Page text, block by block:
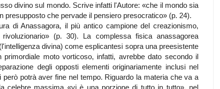
divino sul mondo. Scrive infatti l'Autore: «che il mondo sia
presupposto che pervade il pensiero presocratico» (p. 24).
di Anassagora, il più antico campione del creazionismo,
(p. 30). La complessa fisica anassagorea
divina) come esplicantesi sopra una preesistente
primordiale moto vorticoso, infatti, avrebbe dato secondo il
degli opposti elementi originariamente inclusi nel
potrà aver fine nel tempo. Riguardo la materia che va a